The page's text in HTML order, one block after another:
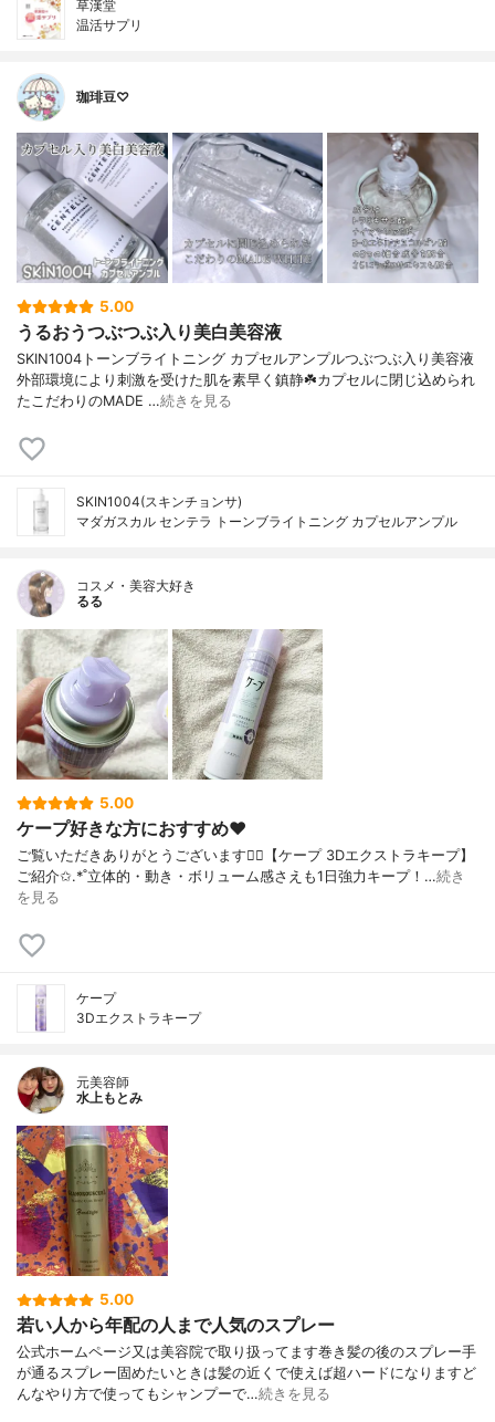
草漢堂
温活サプリ
珈琲豆♡
5.00
うるおうつぶつぶ入り美白美容液
SKIN1004トーンブライトニング カプセルアンプルつぶつぶ入り美容液
外部環境により刺激を受けた肌を素早く鎮静☘️カプセルに閉じ込められ
たこだわりのMADE …続きを見る
SKIN1004(スキンチョンサ)
マダガスカル センテラ トーンブライトニング カプセルアンプル
コスメ・美容大好き
るる
5.00
ケープ好きな方におすすめ❤
⁡⁡⁡ご覧いただきありがとうございます🙇‍♀️⁡⁡⁡⁡【ケープ 3Dエクストラキープ】⁡⁡
ご紹介✩.*˚⁡⁡⁡⁡立体的・動き・ボリューム感さえも1日強力キープ！…続き
を見る
ケープ
3Dエクストラキープ
元美容師
水上もとみ
5.00
若い人から年配の人まで人気のスプレー
公式ホームページ又は美容院で取り扱ってます巻き髪の後のスプレー手
が通るスプレー固めたいときは髪の近くで使えば超ハードになりますど
んなやり方で使ってもシャンプーで…続きを見る